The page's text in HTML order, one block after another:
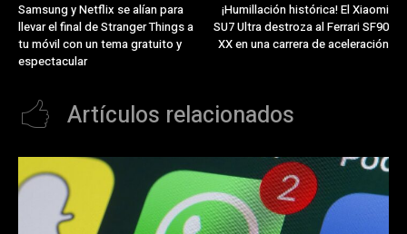
Samsung y Netflix se alían para
llevar el final de Stranger Things a
tu móvil con un tema gratuito y
espectacular
¡Humillación histórica! El Xiaomi
SU7 Ultra destroza al Ferrari SF90
XX en una carrera de aceleración
Artículos relacionados